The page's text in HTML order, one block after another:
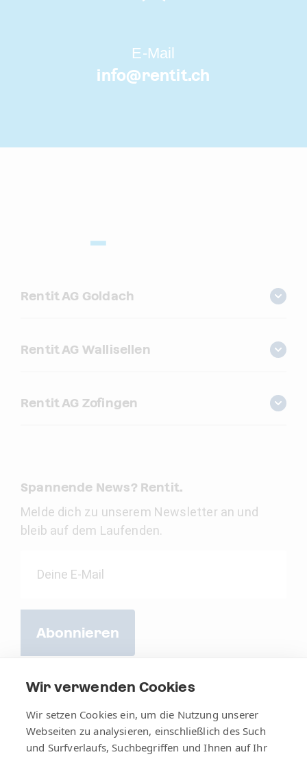
Wir verwenden Cookies
Wir setzen Cookies ein, um die Nutzung unserer
Webseiten zu analysieren, einschließlich des Such
und Surfverlaufs, Suchbegriffen und Ihnen auf Ihr
E-Mail
info@rentit.ch
Rentit AG Goldach
Rentit AG Wallisellen
Rentit AG Zofingen
Spannende News? Rentit.
Melde dich zu unserem Newsletter an und
bleib auf dem Laufenden.
Abonnieren